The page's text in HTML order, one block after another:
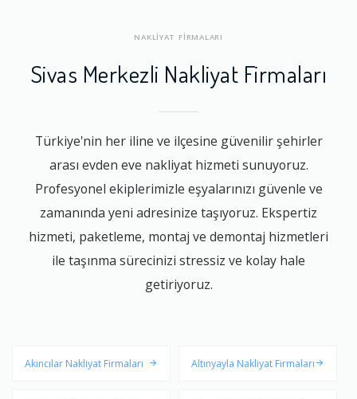
NAKLİYAT FİRMALARI
Sivas Merkezli Nakliyat Firmaları
Türkiye'nin her iline ve ilçesine güvenilir şehirler
arası evden eve nakliyat hizmeti sunuyoruz.
Profesyonel ekiplerimizle eşyalarınızı güvenle ve
zamanında yeni adresinize taşıyoruz. Ekspertiz
hizmeti, paketleme, montaj ve demontaj hizmetleri
ile taşınma sürecinizi stressiz ve kolay hale
getiriyoruz.
Akıncılar Nakliyat Firmaları Altınyayla Nakliyat Firmaları